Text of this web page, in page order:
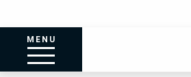
MENU